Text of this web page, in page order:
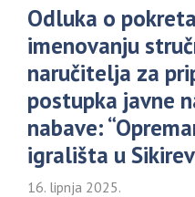
Odluka o
imenovanju
naručitelja za
postupka javne
nabave:
igrališta u
16. lipnja 2025.